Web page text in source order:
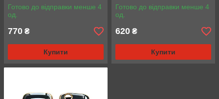
Готово до відправки менше 4
од.
770 ₴
Купити
Готово до відправки менше 4
од.
620 ₴
Купити